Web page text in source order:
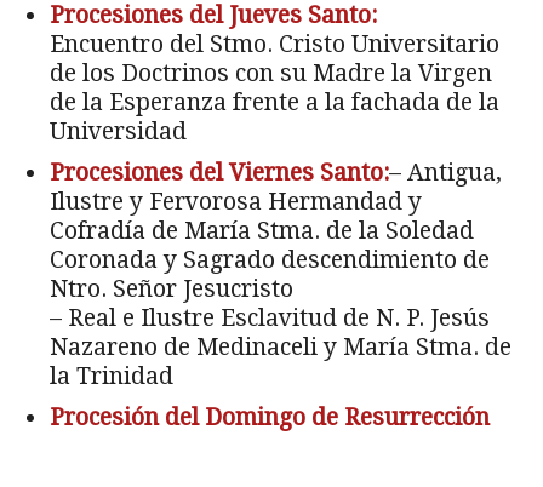
Procesiones del Jueves Santo:
Encuentro del Stmo. Cristo Universitario
de los Doctrinos con su Madre la Virgen
de la Esperanza frente a la fachada de la
Universidad
Procesiones del Viernes Santo:– Antigua,
Ilustre y Fervorosa Hermandad y
Cofradía de María Stma. de la Soledad
Coronada y Sagrado descendimiento de
Ntro. Señor Jesucristo
– Real e Ilustre Esclavitud de N. P. Jesús
Na­zareno de Medinaceli y María Stma. de
la Trinidad
Procesión del Domingo de Resurrección